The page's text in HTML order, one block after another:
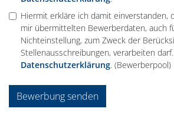
Hiermit erkläre ich damit einverstanden,
mir übermittelten Bewerberdaten, auch
Nichteinstellung, zum Zweck der
Stellenausschreibungen, verarbeiten
Datenschutzerklärung. (Bewerberpool)
Bewerbung senden